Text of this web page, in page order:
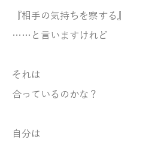
『相手の気持ちを察する』
……と言いますけれど
それは
合っているのかな？
自分は